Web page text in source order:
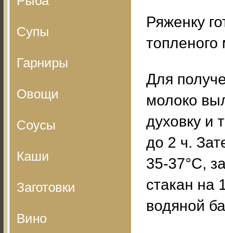
Супы
Гарниры
Овощи
Соусы
Каши
Заготовки
Вино
Ряженку
топленого
Для
молоко
духовку и
до 2 ч.
35-37°С,
стакан на
водяной